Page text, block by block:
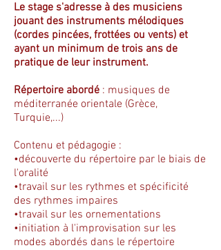
Le stage s'adresse à des musiciens
jouant des instruments mélodiques
(cordes pincées, frottées ou vents) et
ayant un minimum de trois ans de
pratique de leur instrument.
Répertoire abordé : musiques de
méditerranée orientale (Grèce,
Turquie,...)
Contenu et pédagogie :
•découverte du répertoire par le biais de
l'oralité
•travail sur les rythmes et spécificité
des rythmes impaires
•travail sur les ornementations
•initiation à l'improvisation sur les
modes abordés dans le répertoire